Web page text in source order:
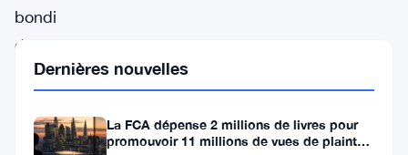
bondi
de
73,40%
$0,6225,
Dernières nouvelles
La FCA dépense 2 millions de livres pour
promouvoir 11 millions de vues de plaintes